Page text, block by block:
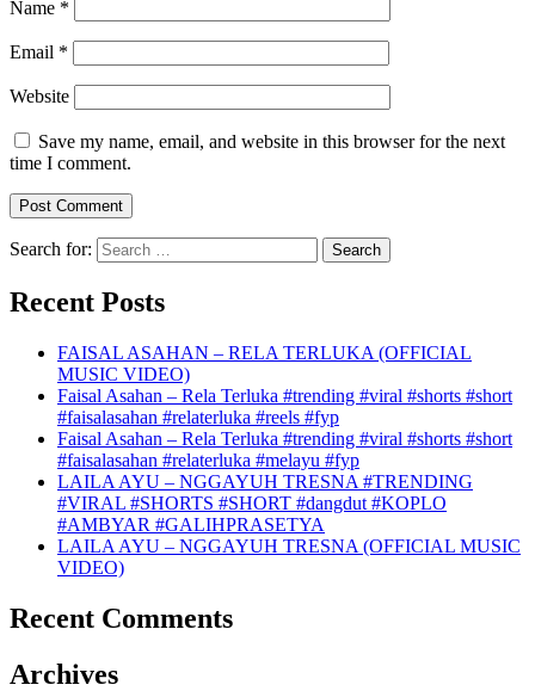
Name *
Email *
Website
Save my name, email, and website in this browser for the next
time I comment.
Search for:
Recent Posts
FAISAL ASAHAN – RELA TERLUKA (OFFICIAL
MUSIC VIDEO)
Faisal Asahan – Rela Terluka #trending #viral #shorts #short
#faisalasahan #relaterluka #reels #fyp
Faisal Asahan – Rela Terluka #trending #viral #shorts #short
#faisalasahan #relaterluka #melayu #fyp
LAILA AYU – NGGAYUH TRESNA #TRENDING
#VIRAL #SHORTS #SHORT #dangdut #KOPLO
#AMBYAR #GALIHPRASETYA
LAILA AYU – NGGAYUH TRESNA (OFFICIAL MUSIC
VIDEO)
Recent Comments
Archives